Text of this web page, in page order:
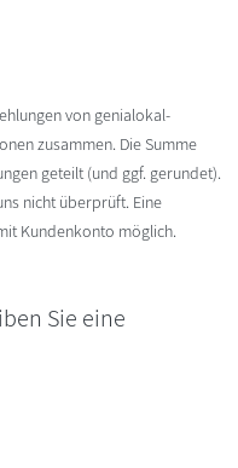
von genialokal-
zusammen. Die Summe
geteilt (und ggf. gerundet).
nicht überprüft. Eine
Kundenkonto möglich.
Sie eine